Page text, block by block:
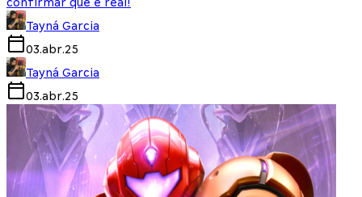
confirmar que é real!
Tayná Garcia
03.abr.25
Tayná Garcia
03.abr.25